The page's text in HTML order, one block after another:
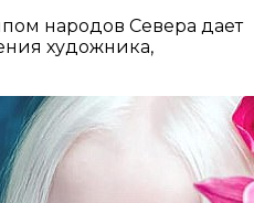
народов Севера дает
художника,